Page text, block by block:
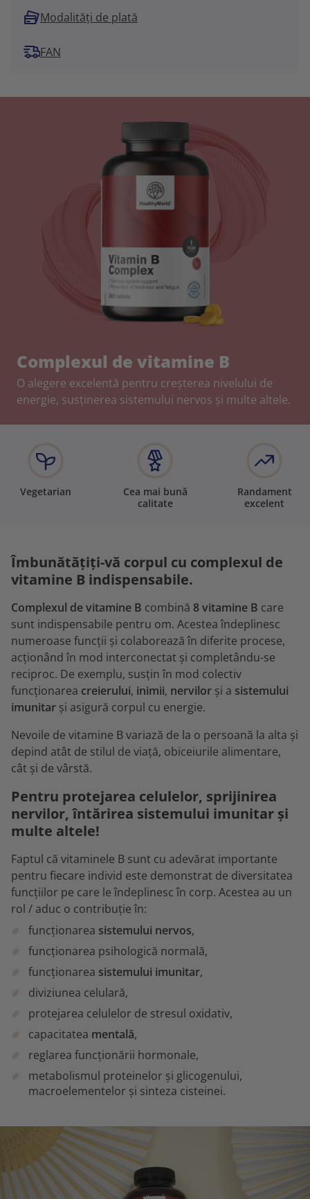
Modalități de plată
FAN
Complexul de vitamine B
O alegere excelentă pentru creșterea nivelului de
energie, susținerea sistemului nervos și multe altele.
Vegetarian
Cea mai bună
calitate
Randament
excelent
Îmbunătățiți-vă corpul cu complexul de
vitamine B indispensabile.
Complexul de vitamine B combină 8 vitamine B care
sunt indispensabile pentru om. Acestea îndeplinesc
numeroase funcții și colaborează în diferite procese,
acționând în mod interconectat și completându-se
reciproc. De exemplu, susțin în mod colectiv
funcționarea creierului, inimii, nervilor și a sistemului
imunitar și asigură corpul cu energie.
Nevoile de vitamine B variază de la o persoană la alta și
depind atât de stilul de viață, obiceiurile alimentare,
cât și de vârstă.
Pentru protejarea celulelor, sprijinirea
nervilor, întărirea sistemului imunitar și
multe altele!
Faptul că vitaminele B sunt cu adevărat importante
pentru fiecare individ este demonstrat de diversitatea
funcțiilor pe care le îndeplinesc în corp. Acestea au un
rol / aduc o contribuție în:
funcționarea sistemului nervos,
funcționarea psihologică normală,
funcționarea sistemului imunitar,
diviziunea celulară,
protejarea celulelor de stresul oxidativ,
capacitatea mentală,
reglarea funcționării hormonale,
metabolismul proteinelor și glicogenului,
macroelementelor și sinteza cisteinei.